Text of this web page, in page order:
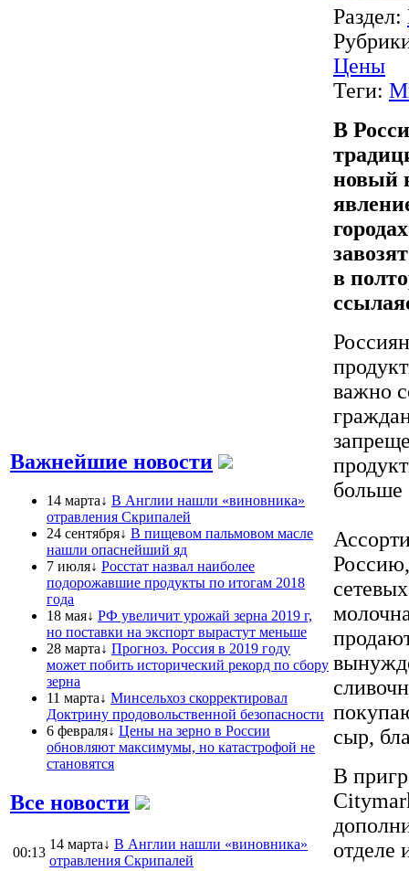
Важнейшие новости
14 марта↓ В Англии нашли «виновника»
отравления Скрипалей
24 сентября↓ В пищевом пальмовом масле
нашли опаснейший яд
7 июля↓ Росстат назвал наиболее
подорожавшие продукты по итогам 2018
года
18 мая↓ РФ увеличит урожай зерна 2019 г,
но поставки на экспорт вырастут меньше
28 марта↓ Прогноз. Россия в 2019 году
может побить исторический рекорд по сбору
зерна
11 марта↓ Минсельхоз скорректировал
Доктрину продовольственной безопасности
6 февраля↓ Цены на зерно в России
обновляют максимумы, но катастрофой не
становятся
Все новости
00:13
14 марта↓ В Англии нашли «виновника»
отравления Скрипалей
Раздел:
Цены
Теги:
В
новый
в
важно
больше
сыр,
В
отделе